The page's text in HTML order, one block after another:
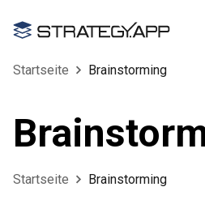
Startseite Brainstorming
Startseite Brainstorming